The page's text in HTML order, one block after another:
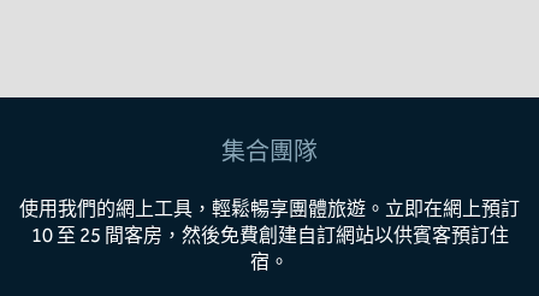
集合團隊
使用我們的網上工具，輕鬆暢享團體旅遊。立即在網上預訂
10 至 25 間客房，然後免費創建自訂網站以供賓客預訂住
宿。